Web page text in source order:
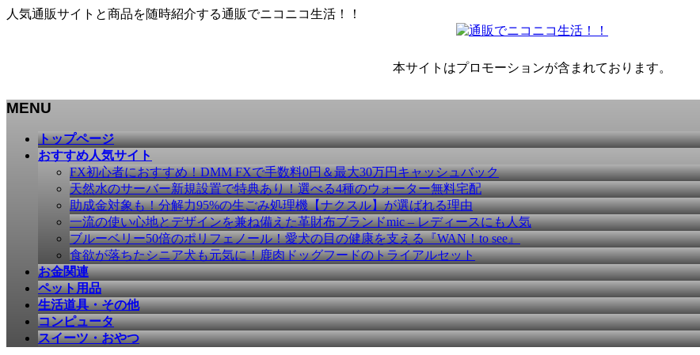
人気通販サイトと商品を随時紹介する通販でニコニコ生活！！
本サイトはプロモーションが含まれております。
MENU
トップページ
おすすめ人気サイト
FX初心者におすすめ！DMM FXで手数料0円＆最大30万円キャッシュバック
天然水のサーバー新規設置で特典あり！選べる4種のウォーター無料宅配
助成金対象も！分解力95%の生ごみ処理機【ナクスル】が選ばれる理由
一流の使い心地とデザインを兼ね備えた革財布ブランドmic – レディースにも人気
ブルーベリー50倍のポリフェノール！愛犬の目の健康を支える『WAN！to see』
食欲が落ちたシニア犬も元気に！鹿肉ドッグフードのトライアルセット
お金関連
ペット用品
生活道具・その他
コンピュータ
スイーツ・おやつ